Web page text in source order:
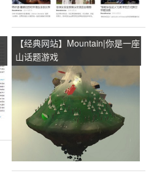
【经典网站】Mountain|你是一座
山话题游戏